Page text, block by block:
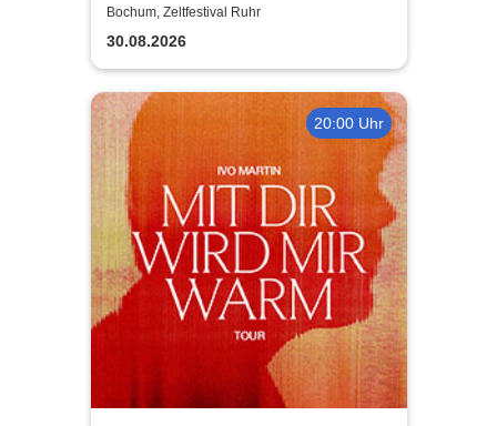
Pumuckl
Bochum, Zeltfestival Ruhr
30.08.2026
20:00 Uhr